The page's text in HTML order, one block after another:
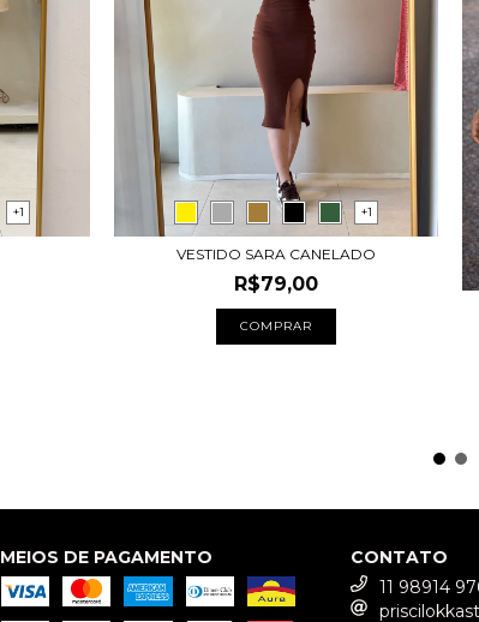
+1 +1
VESTIDO SARA CANELADO
R$79,00
COMPRAR
MEIOS DE PAGAMENTO
CONTATO
11 98914